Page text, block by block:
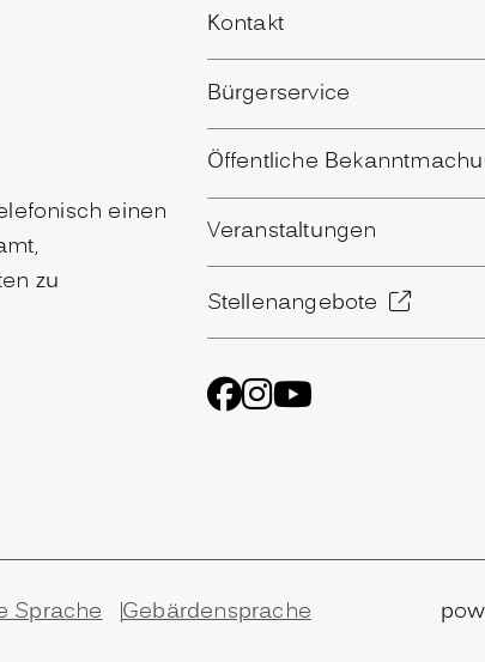
einen
zu
Kontakt
Bürgerservice
Öffentliche
Veranstaltungen
Stellenangebote
Sprache Gebärdensprache